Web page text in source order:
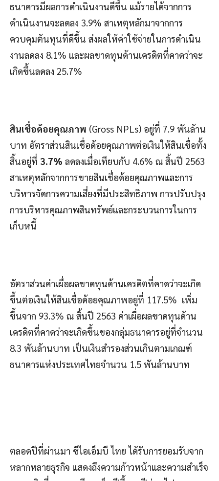
ธนาคารมีผลการดำเนินงานดีขึ้น แม้รายได้จากการ
ดำเนินงานจะลดลง 3.9% สาเหตุหลักมาจากการ
ควบคุมต้นทุนที่ดีขึ้น ส่งผลให้ค่าใช้จ่ายในการดำเนิน
งานลดลง 8.1% และผลขาดทุนด้านเครดิตที่คาดว่าจะ
เกิดขึ้นลดลง 25.7%
สินเชื่อด้อยคุณภาพ (Gross NPLs) อยู่ที่ 7.9 พันล้าน
บาท อัตราส่วนสินเชื่อด้อยคุณภาพต่อเงินให้สินเชื่อทั้ง
สิ้นอยู่ที่ 3.7% ลดลงเมื่อเทียบกับ 4.6% ณ สิ้นปี 2563
สาเหตุหลักจากการขายสินเชื่อด้อยคุณภาพและการ
บริหารจัดการความเสี่ยงที่มีประสิทธิภาพ การปรับปรุง
การบริหารคุณภาพสินทรัพย์และกระบวนการในการ
เก็บหนี้
อัตราส่วนค่าเผื่อผลขาดทุนด้านเครดิตที่คาดว่าจะเกิด
ขึ้นต่อเงินให้สินเชื่อด้อยคุณภาพอยู่ที่ 117.5% เพิ่ม
ขึ้นจาก 93.3% ณ สิ้นปี 2563 ค่าเผื่อผลขาดทุนด้าน
เครดิตที่คาดว่าจะเกิดขึ้นของกลุ่มธนาคารอยู่ที่จำนวน
8.3 พันล้านบาท เป็นเงินสำรองส่วนเกินตามเกณฑ์
ธนาคารแห่งประเทศไทยจำนวน 1.5 พันล้านบาท
ตลอดปีที่ผ่านมา ซีไอเอ็มบี ไทย ได้รับการยอมรับจาก
หลากหลายธุรกิจ แสดงถึงความก้าวหน้าและความสำเร็จ